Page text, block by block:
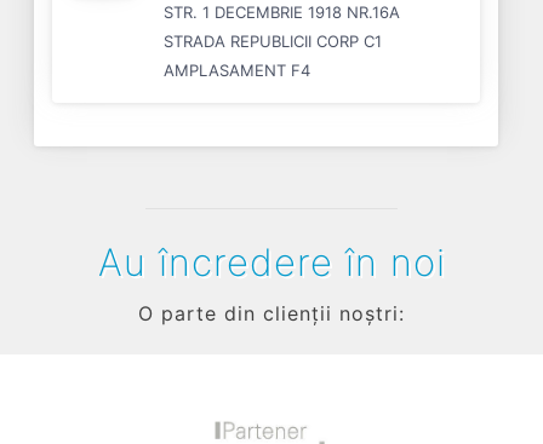
STR. 1 DECEMBRIE 1918 NR.16A
STRADA REPUBLICII CORP C1
AMPLASAMENT F4
Au încredere în noi
O parte din clienții noștri: